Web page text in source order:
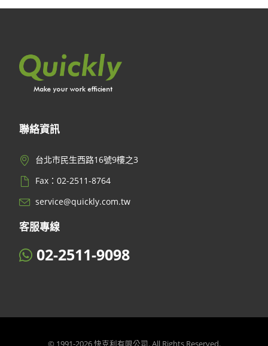
聯絡資訊
台北市民生西路16號9樓之3
Fax：02-2511-8764
service@quickly.com.tw
客服專線
02-2511-9098
© 1991-2026 快克利有限公司. All Rights Reserved.